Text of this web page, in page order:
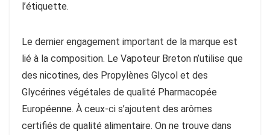
l’étiquette.
Le dernier engagement important de la marque est
lié à la composition. Le Vapoteur Breton n’utilise que
des nicotines, des Propylènes Glycol et des
Glycérines végétales de qualité Pharmacopée
Européenne. À ceux-ci s’ajoutent des arômes
certifiés de qualité alimentaire. On ne trouve dans